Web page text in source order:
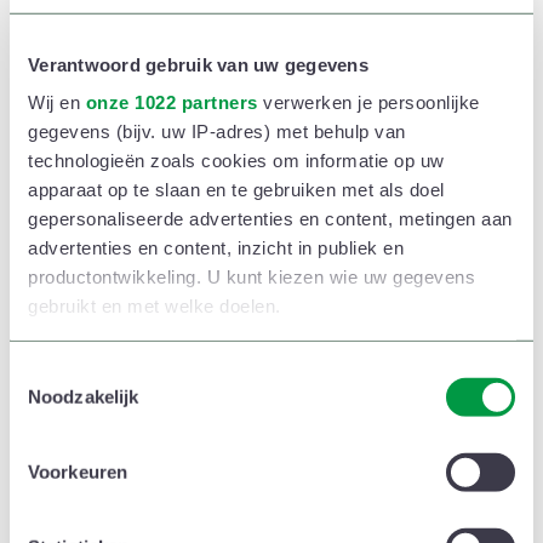
Verantwoord gebruik van uw gegevens
Wij en onze 1022 partners verwerken je persoonlijke
gegevens (bijv. uw IP-adres) met behulp van
technologieën zoals cookies om informatie op uw
apparaat op te slaan en te gebruiken met als doel
gepersonaliseerde advertenties en content, metingen aan
advertenties en content, inzicht in publiek en
productontwikkeling. U kunt kiezen wie uw gegevens
gebruikt en met welke doelen.
Informatie verzamelen over uw geografische
Uw apparaat identificeren door het actief te
Noodzakelijk
Voorkeuren
Is je kind al mobieler? Probeer de bal dan af te
de ruimte waar jullie de bal kunnen ingooien en weer
uit kunnen halen.
En ‘if all else fails’, speel dan een partijtje
amateurvoetbal. Of iets wat daar op lijkt.
Voelspelletjes helpen de tastzin van je baby